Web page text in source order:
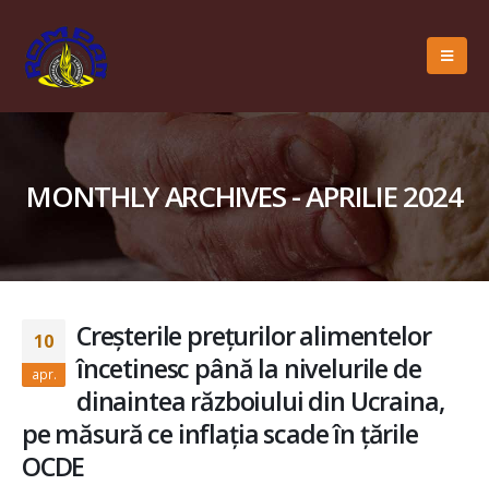
MONTHLY ARCHIVES - APRILIE 2024
10
apr.
Creșterile prețurilor alimentelor
încetinesc până la nivelurile de
dinaintea războiului din Ucraina,
pe măsură ce inflația scade în țările
OCDE